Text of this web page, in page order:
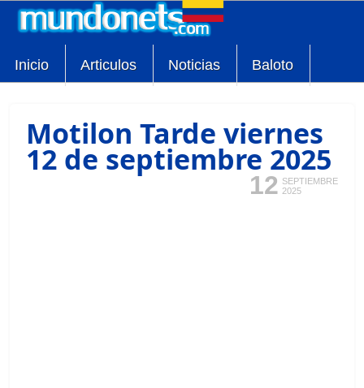
Inicio Articulos Noticias Baloto
Motilon Tarde viernes
12 de septiembre 2025
12 SEPTIEMBRE
2025